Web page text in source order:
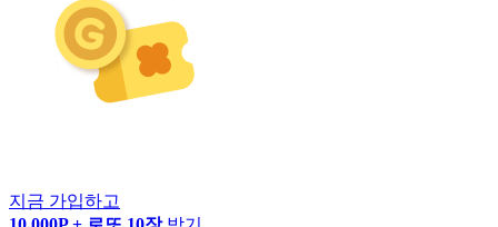
지금 가입하고